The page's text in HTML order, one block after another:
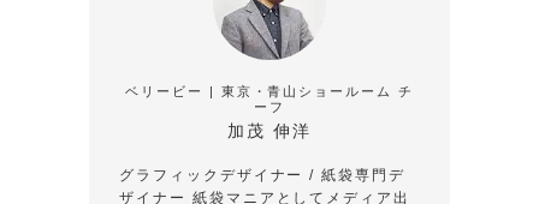
ベリービー | 東京・青山ショールーム チ
ーフ
加茂 伸洋
グラフィックデザイナー / 紙袋専門デ
ザイナー 紙袋マニアとしてメディア出